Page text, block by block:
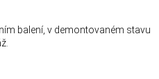
balení, v demontovaném stavu